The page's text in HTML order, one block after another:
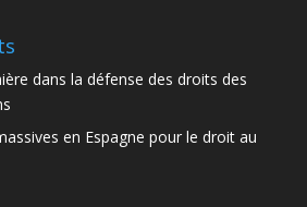
dans la défense des droits des
en Espagne pour le droit au